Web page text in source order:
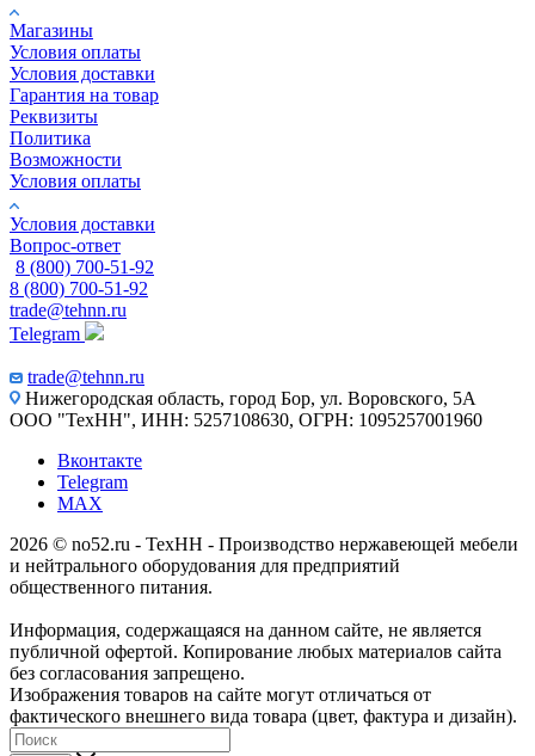
Магазины
Условия оплаты
Условия доставки
Гарантия на товар
Реквизиты
Политика
Возможности
Условия оплаты
Условия доставки
Вопрос-ответ
8 (800) 700-51-92
8 (800) 700-51-92
trade@tehnn.ru
Telegram
trade@tehnn.ru
Нижегородская область, город Бор, ул. Воровского, 5А
ООО "ТехНН", ИНН: 5257108630, ОГРН: 1095257001960
Вконтакте
Telegram
MAX
2026 © no52.ru - ТехНН - Производство нержавеющей мебели
и нейтрального оборудования для предприятий
общественного питания.
Информация, содержащаяся на данном сайте, не является
публичной офертой. Копирование любых материалов сайта
без согласования запрещено.
Изображения товаров на сайте могут отличаться от
фактического внешнего вида товара (цвет, фактура и дизайн).